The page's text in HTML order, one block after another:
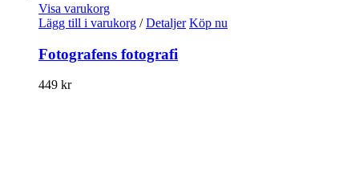
Visa varukorg
Lägg till i varukorg / Detaljer Köp nu
Fotografens fotografi
449 kr